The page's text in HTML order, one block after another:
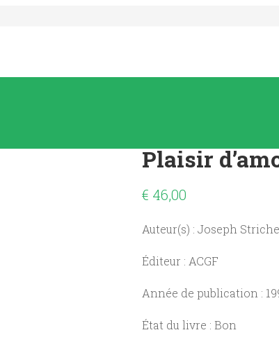
Plaisir
€ 46,00
Auteur(s) : Joseph
Éditeur : ACGF
Année de publication :
État du livre : Bon